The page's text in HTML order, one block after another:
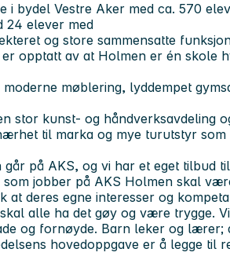
bydel Vestre Aker med ca. 570
24 elever med
og store sammensatte
opptatt av at Holmen er én skole
møblering, lyddempet
stor kunst- og håndverksavdeling
til marka og mye turutstyr
på AKS, og vi har et eget tilbud
jobber på AKS Holmen skal
at deres egne interesser og
alle ha det gøy og være trygge.
og fornøyde. Barn leker og lærer;
hovedoppgave er å legge til